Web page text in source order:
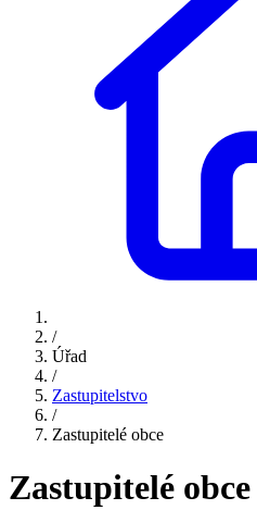
/
Úřad
/
Zastupitelstvo
/
Zastupitelé obce
Zastupitelé obce